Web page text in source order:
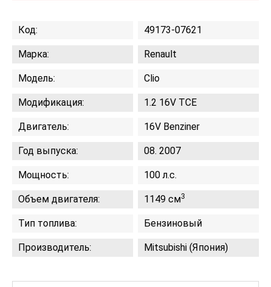
Код: 49173-07621
Марка: Renault
Модель: Clio
Модификация: 1.2 16V TCE
Двигатель: 16V Benziner
Год выпуска: 08. 2007
Мощность: 100 л.с.
Объем двигателя: 1149 см3
Тип топлива: Бензиновый
Производитель: Mitsubishi (Япония)